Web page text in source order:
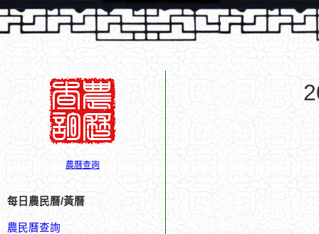
農曆查詢
每日農民曆/黃曆
農民曆查詢